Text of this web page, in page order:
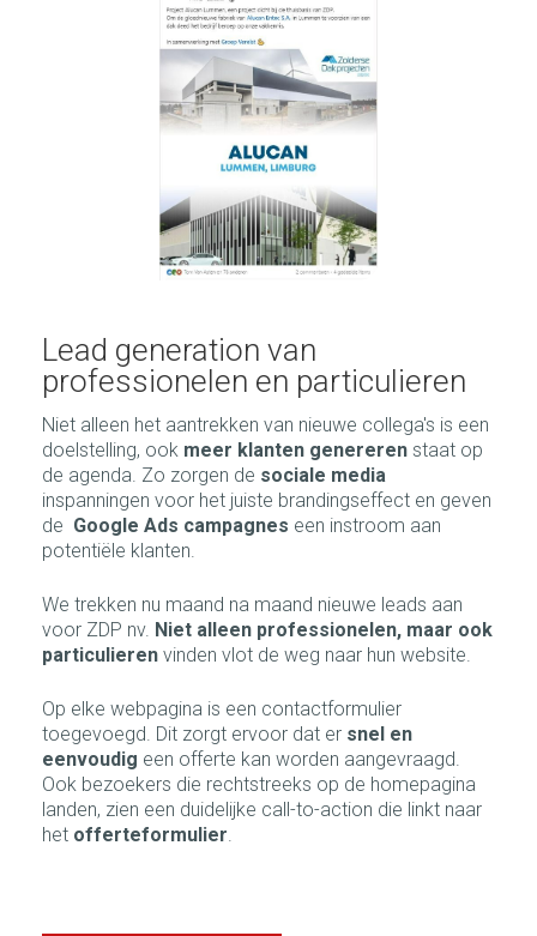
Lead generation van
professionelen en particulieren
Niet alleen het aantrekken van nieuwe collega's is een
doelstelling, ook meer klanten genereren staat op
de agenda. Zo zorgen de sociale media
inspanningen voor het juiste brandingseffect en geven
de Google Ads campagnes een instroom aan
potentiële klanten.
We trekken nu maand na maand nieuwe leads aan
voor ZDP nv. Niet alleen professionelen, maar ook
particulieren vinden vlot de weg naar hun website.
Op elke webpagina is een contactformulier
toegevoegd. Dit zorgt ervoor dat er snel en
eenvoudig een offerte kan worden aangevraagd.
Ook bezoekers die rechtstreeks op de homepagina
landen, zien een duidelijke call-to-action die linkt naar
het offerteformulier.